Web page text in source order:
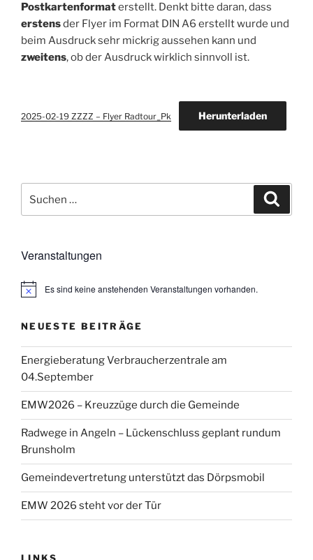
Postkartenformaterstellt. Denkt bitte daran, dass
erstensder Flyer im Format DIN A6 erstellt wurde und
beim Ausdruck sehr mickrig aussehen kann und
zweitens, ob der Ausdruck wirklich sinnvoll ist.
2025-02-19 ZZZZ – Flyer Radtour_Pk Herunterladen
nach:
Veranstaltungen
H
w
i
s
Es sind keine anstehenden Veranstaltungen vorhanden.
NEUESTE BEITRÄGE
Energieberatung Verbraucherzentrale am
04.September
EMW2026 – Kreuzzüge durch die Gemeinde
Radwege in Angeln – Lückenschluss geplant rundum
Brunsholm
Gemeindevertretung unterstützt das Dörpsmobil
EMW 2026 steht vor der Tür
LINKS